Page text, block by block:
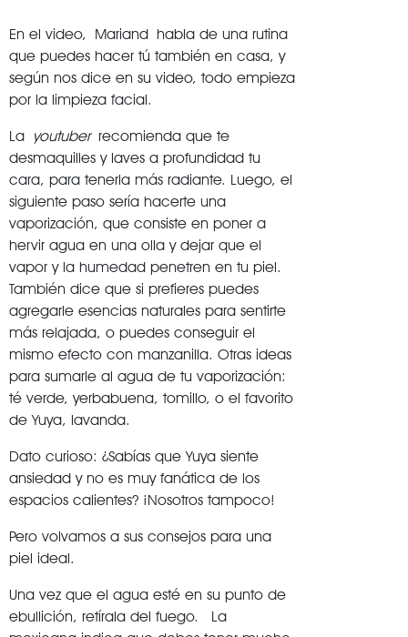
En el video, Mariand habla de una rutina
que puedes hacer tú también en casa, y
según nos dice en su video, todo empieza
por la limpieza facial.
La youtuberrecomienda que te
desmaquilles y laves a profundidad tu
cara, para tenerla más radiante. Luego, el
siguiente paso sería hacerte una
vaporización, que consiste en poner a
hervir agua en una olla y dejar que el
vapor y la humedad penetren en tu piel.
También dice que si prefieres puedes
agregarle esencias naturales para sentirte
más relajada, o puedes conseguir el
mismo efecto con manzanilla. Otras ideas
para sumarle al agua de tu vaporización:
té verde, yerbabuena, tomillo, o el favorito
de Yuya, lavanda.
Dato curioso: ¿Sabías que Yuya siente
ansiedad y no es muy fanática de los
espacios calientes? ¡Nosotros tampoco!
Pero volvamos a sus consejos para una
piel ideal.
Una vez que el agua esté en su punto de
ebullición, retírala del fuego. La